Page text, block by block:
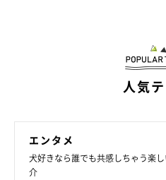
人気
エンタメ
犬好きなら誰でも共感しちゃう楽
介